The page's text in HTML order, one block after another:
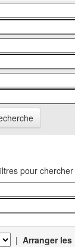
pour
| Arranger les